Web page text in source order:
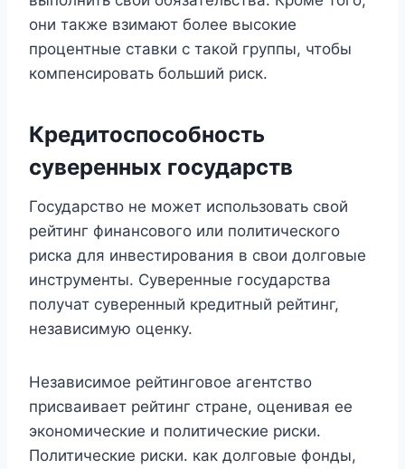
они также взимают более высокие
процентные ставки с такой группы, чтобы
компенсировать больший риск.
Кредитоспособность
суверенных государств
Государство не может использовать свой
рейтинг финансового или политического
риска для инвестирования в свои долговые
инструменты. Суверенные государства
получат суверенный кредитный рейтинг,
независимую оценку.
Независимое рейтинговое агентство
присваивает рейтинг стране, оценивая ее
экономические и политические риски.
Политические риски. как долговые фонды,